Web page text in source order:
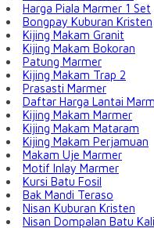
Harga Piala Marmer 1 Set
Bongpay Kuburan Kristen
Kijing Makam Granit
Kijing Makam Bokoran
Patung Marmer
Kijing Makam Trap 2
Prasasti Marmer
Daftar Harga Lantai
Kijing Makam Marmer
Kijing Makam Mataram
Kijing Makam Perjamuan
Makam Uje Marmer
Motif Inlay Marmer
Kursi Batu Fosil
Bak Mandi Teraso
Nisan Kuburan Kristen
Nisan Dompalan Batu Kali